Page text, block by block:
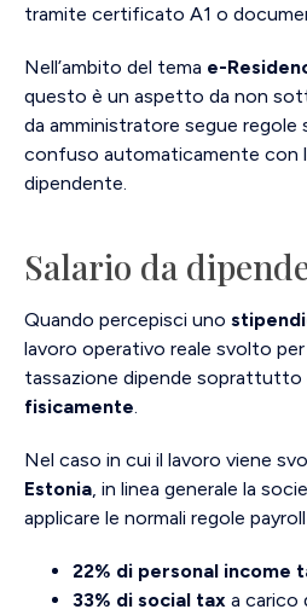
tramite certificato A1 o
Nell’ambito del tema e-
questo è un aspetto da non
da amministratore segue regole
confuso automaticamente con
dipendente.
Salario da
Quando percepisci uno
lavoro operativo reale svolto per
tassazione dipende soprattutto
fisicamente
Nel caso in cui il lavoro viene
Estonia , in linea generale la
applicare le normali regole
22% di personal income
33% di social tax a carico